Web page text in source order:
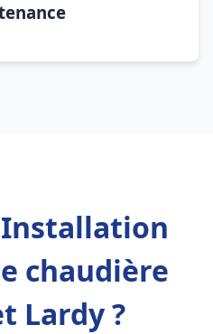
chaudière
Lardy ?